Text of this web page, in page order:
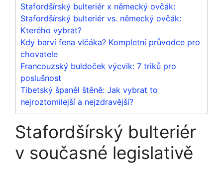
Stafordšírský bulteriér x německý ovčák:
Stafordšírský bulteriér vs. německý ovčák:
Kterého vybrat?
Kdy barví fena vlčáka? Kompletní průvodce pro
chovatele
Francouzský buldoček výcvik: 7 triků pro
poslušnost
Tibetský španěl štěně: Jak vybrat to
nejroztomilejší a nejzdravější?
Stafordšírský bulteriér
v současné legislativě